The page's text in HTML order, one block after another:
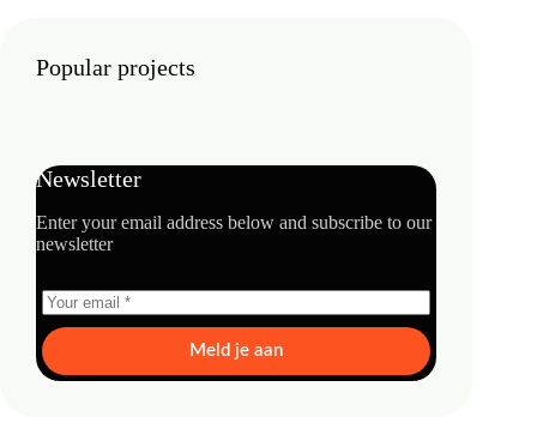
Popular projects
Newsletter
Enter your email address below and subscribe to our
newsletter
Meld je aan